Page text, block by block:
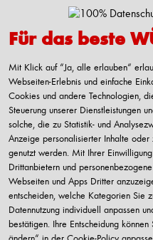
Kontaktieren
Adolf Würth GmbH & Co. KG
74653 Künzelsau-Gaisbach
Deutschland
Alle Kontaktmöglichkeiten
+49 7940 15-2400
info@wuerth.com
Verkauf nur an Unternehmer,
Für das beste
Mit Klick auf “Ja, alle erlauben“
Webseiten-Erlebnis und einfache
Cookies und andere Technologien,
Steuerung unserer Dienstleistungen
solche, die zu Statistik- und
Anzeige personalisierter Inhalte
genutzt werden. Mit Ihrer
Drittanbietern und
Webseiten und Apps Dritter
entscheiden, welche Kategorien Sie
Datennutzung individuell anpassen
bestätigen. Ihre Entscheidung